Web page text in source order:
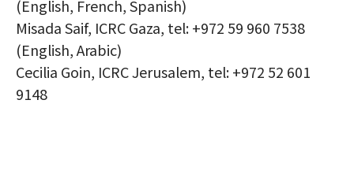
(English, French, Spanish)
Misada Saif, ICRC Gaza, tel: +972 59 960 7538
(English, Arabic)
Cecilia Goin, ICRC Jerusalem, tel: +972 52 601
9148